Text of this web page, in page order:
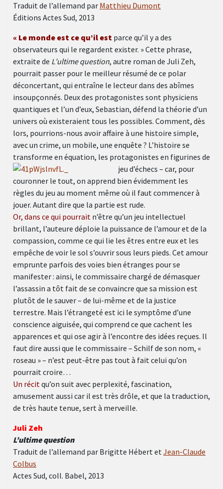
Traduit de l’allemand par Matthieu Dumont
Éditions Actes Sud, 2013
« Le monde est ce qu’il est parce qu’il y a des
observateurs qui le regardent exister. » Cette phrase,
extraite de L’ultime question, autre roman de Juli Zeh,
pourrait passer pour le meilleur résumé de ce polar
déconcertant, qui entraîne le lecteur dans des abîmes
insoupçonnés. Deux des protagonistes sont physiciens
quantiques et l’un d’eux, Sebastian, défend la théorie d’un
univers où existeraient tous les possibles. Comment, dès
lors, pourrions-nous avoir affaire à une histoire simple,
avec un crime, un mobile, une enquête ? L’histoire se
transforme en équation, les protagonistes en figurines de
jeu d’échecs – car, pour
couronner le tout, on apprend bien évidemment les
règles du jeu au moment même où il faut commencer à
jouer. Autant dire que la partie est rude.
Or, dans ce qui pourrait n’être qu’un jeu intellectuel
brillant, l’auteure déploie la puissance de l’amour et de la
compassion, comme ce qui lie les êtres entre eux et les
empêche de voir le sol s’ouvrir sous leurs pieds. Cet amour
emprunte parfois des voies bien étranges pour se
manifester : ainsi, le commissaire chargé de démasquer
l’assassin a tôt fait de se convaincre que sa mission est
plutôt de le sauver – de lui-même et de la justice
terrestre. Mais l’étrangeté est ici le symptôme d’une
conscience aiguisée, qui comprend ce que cachent les
apparences et qui ose agir à l’encontre des idées reçues. Il
faut dire aussi que le commissaire – Schilf de son nom, «
roseau » – n’est peut-être pas tout à fait celui qu’on
pourrait croire…
Un récitqu’on suit avec perplexité, fascination,
amusement aussi car il est très drôle, et que la traduction,
de très haute tenue, sert à merveille.
Juli Zeh
L’ultime question
Traduit de l’allemand par Brigitte Hébert etJean-Claude
Colbus
Actes Sud, coll. Babel, 2013